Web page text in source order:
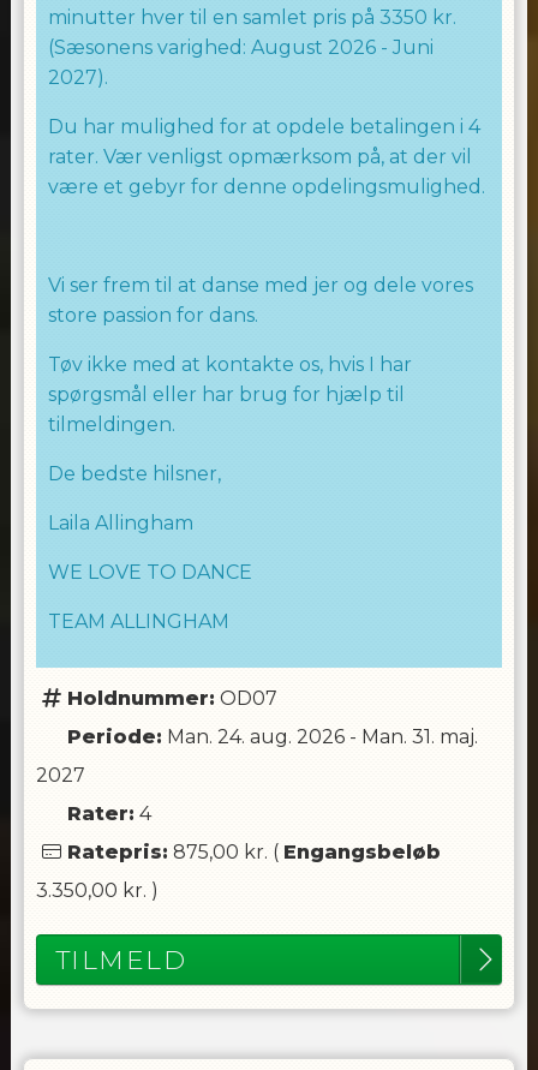
minutter hver til en samlet pris på 3350 kr.
(Sæsonens varighed: August 2026 - Juni
2027).
Du har mulighed for at opdele betalingen i 4
rater. Vær venligst opmærksom på, at der vil
være et gebyr for denne opdelingsmulighed.
Vi ser frem til at danse med jer og dele vores
store passion for dans.
Tøv ikke med at kontakte os, hvis I har
spørgsmål eller har brug for hjælp til
tilmeldingen.
De bedste hilsner,
Laila Allingham
WE LOVE TO DANCE
TEAM ALLINGHAM
Holdnummer: OD07
Periode: Man. 24. aug. 2026- Man. 31. maj.
2027
Rater: 4
Ratepris: 875,00 kr. ( Engangsbeløb
3.350,00 kr. )
TILMELD